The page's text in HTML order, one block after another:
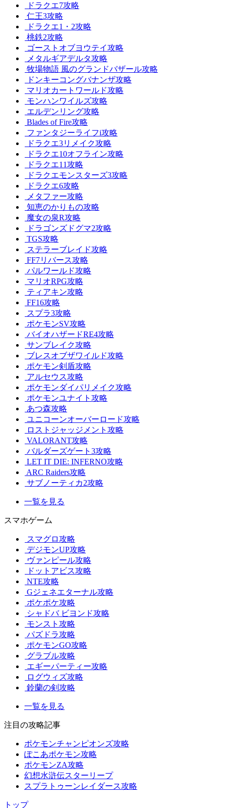
ドラクエ7攻略
仁王3攻略
ドラクエ1・2攻略
桃鉄2攻略
ゴーストオブヨウテイ攻略
メタルギアデルタ攻略
牧場物語 風のグランドバザール攻略
ドンキーコングバナンザ攻略
マリオカートワールド攻略
モンハンワイルズ攻略
エルデンリング攻略
Blades of Fire攻略
ファンタジーライフi攻略
ドラクエ3リメイク攻略
ドラクエ10オフライン攻略
ドラクエ11攻略
ドラクエモンスターズ3攻略
ドラクエ6攻略
メタファー攻略
知恵のかりもの攻略
魔女の泉R攻略
ドラゴンズドグマ2攻略
TGS攻略
ステラーブレイド攻略
FF7リバース攻略
パルワールド攻略
マリオRPG攻略
ティアキン攻略
FF16攻略
スプラ3攻略
ポケモンSV攻略
バイオハザードRE4攻略
サンブレイク攻略
ブレスオブザワイルド攻略
ポケモン剣盾攻略
アルセウス攻略
ポケモンダイパリメイク攻略
ポケモンユナイト攻略
あつ森攻略
ユニコーンオーバーロード攻略
ロストジャッジメント攻略
VALORANT攻略
バルダーズゲート3攻略
LET IT DIE: INFERNO攻略
ARC Raiders攻略
サブノーティカ2攻略
一覧を見る
スマホゲーム
スマグロ攻略
デジモンUP攻略
ヴァンピール攻略
ドットアビス攻略
NTE攻略
Gジェネエターナル攻略
ポケポケ攻略
シャドバ ビヨンド攻略
モンスト攻略
パズドラ攻略
ポケモンGO攻略
グラブル攻略
エギーパーティー攻略
ログウィズ攻略
鈴蘭の剣攻略
一覧を見る
注目の攻略記事
ポケモンチャンピオンズ攻略
ぽこあポケモン攻略
ポケモンZA攻略
幻想水滸伝スターリープ
スプラトゥーンレイダース攻略
トップ